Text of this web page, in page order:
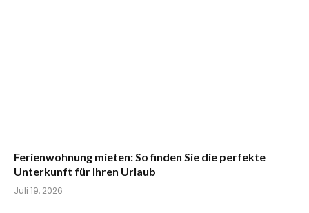
Ferienwohnung mieten: So finden Sie die perfekte
Unterkunft für Ihren Urlaub
Juli 19, 2026